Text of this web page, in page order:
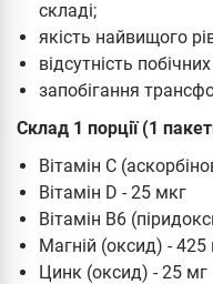
складі;
якість найвищого
відсутність
запобігання
Склад 1 порції (1
Вітамін С
Вітамін D - 25 мкг
Вітамін В6
Магній (оксид) - 425
Цинк (оксид) - 25 мг